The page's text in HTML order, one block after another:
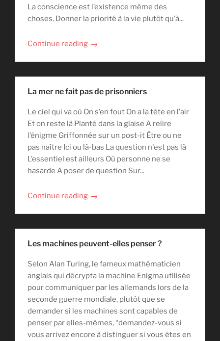
La conscience est l’existence même des
choses. Donner la priorité à la vie plutôt qu’à...
Continue reading →
La mer ne fait pas de prisonniers
Le ciel qui va où On s’en fout On a la tête en l’air
Et on reste là Planté dans la glaise A relire
l’énigme Griffonnée sur un post-it Être ou ne
pas naître Ici ou là-bas La question n'est pas là
L’essentiel est ailleurs Où personne ne se
hasarde A poser de question Sur...
Continue reading →
Les machines peuvent-elles penser ?
Selon Alan Turing, le fameux mathématicien
anglais qui décrypta la machine Enigma utilisée
pour communiquer par les allemands lors de la
seconde guerre mondiale, plutôt que se
demander si les machines sont capables de
penser par elles-mêmes, “demandez-vous si
vous arrivez encore à distinguer si vous êtes en